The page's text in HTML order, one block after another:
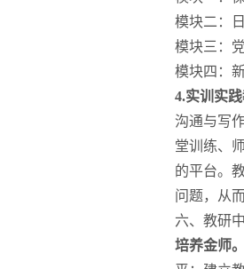
模块二：
模块三：
模块四：
4.实训实
沟通与写
堂训练、
的平台。
问题，从
六、教研
培养金师